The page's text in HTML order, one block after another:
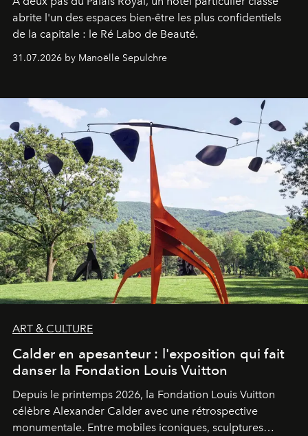
abrite l'un des espaces bien-être les plus confidentiels
de la capitale : le Ré Labo de Beauté.
31.07.2026 by Manoëlle Sepulchre
ART & CULTURE
Calder en apesanteur : l'exposition qui fait
danser la Fondation Louis Vuitton
Depuis le printemps 2026, la Fondation Louis Vuitton
célèbre Alexander Calder avec une rétrospective
monumentale. Entre mobiles iconiques, sculptures